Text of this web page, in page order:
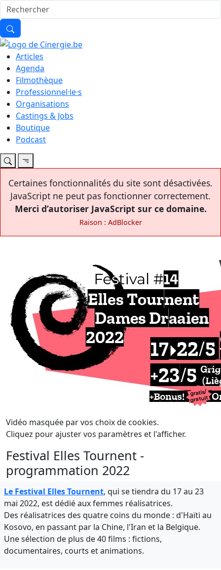
Articles
Agenda
Filmothèque
Professionnel·le·s
Organisations
Castings & Jobs
Boutique
Podcast
Certaines fonctionnalités du site sont désactivées.
JavaScript ne peut pas fonctionner correctement.
Merci d’autoriser JavaScript sur ce domaine.
Raison : AdBlocker
Vidéo masquée par vos choix de cookies.
Cliquez pour ajuster vos paramètres et l'afficher.
Festival Elles Tournent -
programmation 2022
Le Festival Elles Tournent, qui se tiendra du 17 au 23
mai 2022, est dédié aux femmes réalisatrices.
Des réalisatrices des quatre coins du monde : d'Haïti au
Kosovo, en passant par la Chine, l'Iran et la Belgique.
Une sélection de plus de 40 films : fictions,
documentaires, courts et animations.